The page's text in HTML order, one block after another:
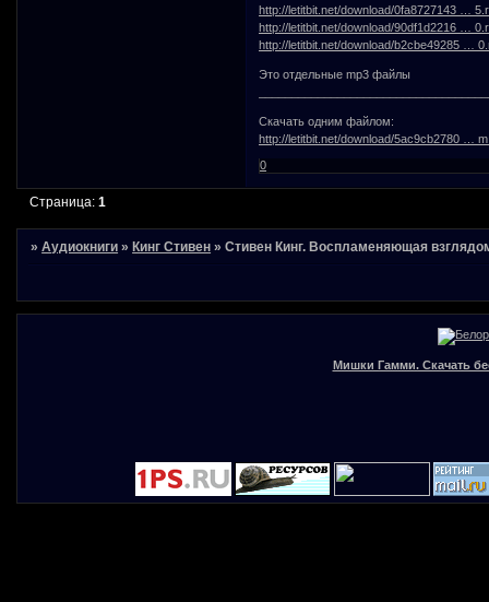
http://letitbit.net/download/0fa8727143 …
http://letitbit.net/download/90df1d2216 …
http://letitbit.net/download/b2cbe49285 …
Это отдельные mp3 файлы
Скачать одним файлом:
http://letitbit.net/download/5ac9cb2780 …
0
Страница:1
»Аудиокниги » Кинг Стивен »Стивен Кинг. Воспламеняющая
Мишки Гамми. Скачать